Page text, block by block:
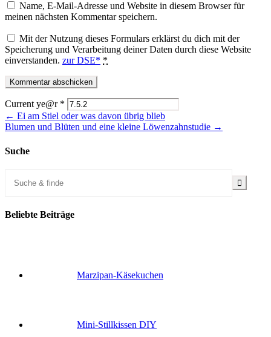
Name, E-Mail-Adresse und Website in diesem Browser für
meinen nächsten Kommentar speichern.
Mit der Nutzung dieses Formulars erklärst du dich mit der
Speicherung und Verarbeitung deiner Daten durch diese Website
einverstanden. zur DSE* *
Current ye@r *
← Ei am Stiel oder was davon übrig blieb
Blumen und Blüten und eine kleine Löwenzahnstudie →
Suche
Beliebte Beiträge
Marzipan-Käsekuchen
Mini-Stillkissen DIY